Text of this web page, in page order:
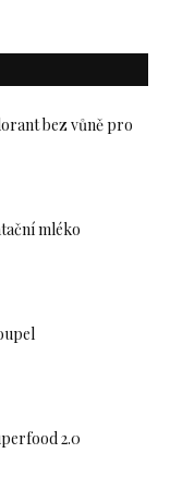
bez vůně pro
mléko
2.0